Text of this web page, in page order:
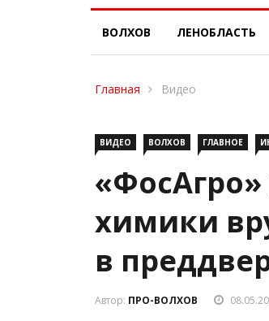
ВОЛХОВ ЛЕНОБЛАСТЬ
Главная Видео
ВИДЕО ВОЛХОВ ГЛАВНОЕ
химики
в
Автор: ПРО-ВОЛХОВ